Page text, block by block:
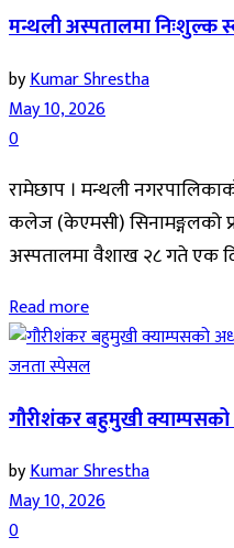
मन्थली अस्पतालमा निःशुल्क
byKumar Shrestha
May 10, 2026
0
रामेछाप । मन्थली
कलेज (केएमसी) सिनामङ्गलको
अस्पतालमा वैशाख २८ गते एक
Read more
जनता स्पेसल
गौरीशंकर बहुमुखी क्याम्पसको
byKumar Shrestha
May 10, 2026
0